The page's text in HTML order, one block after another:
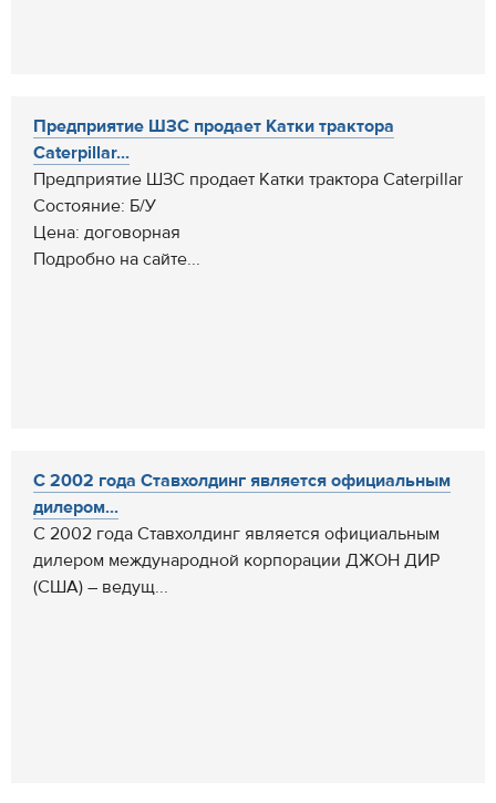
Предприятие ШЗС продает Катки трактора
Caterpillar...
Предприятие ШЗС продает Катки трактора Caterpillar
Состояние: Б/У
Цена: договорная
Подробно на сайте...
C 2002 года Ставхолдинг является официальным
дилером...
C 2002 года Ставхолдинг является официальным
дилером международной корпорации ДЖОН ДИР
(США) – ведущ...